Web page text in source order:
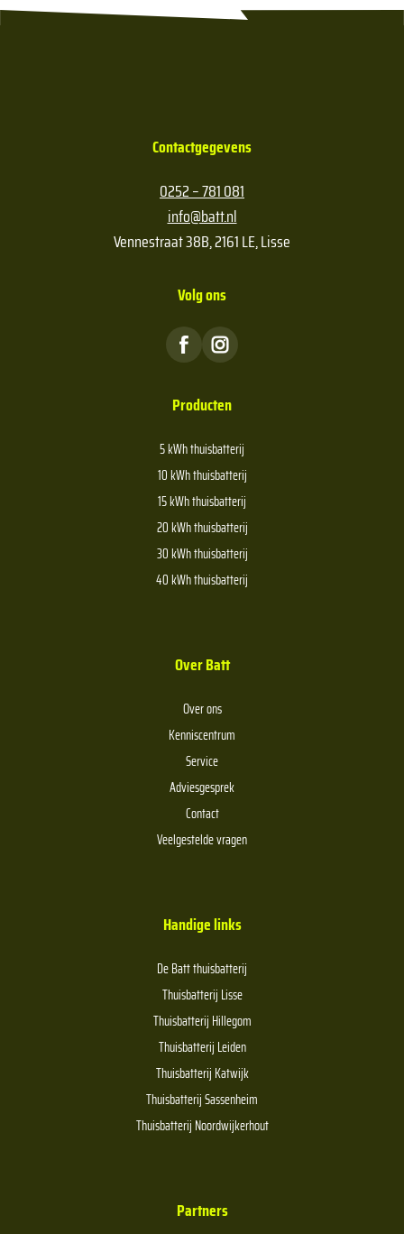
Contactgegevens
0252 – 781 081
info@batt.nl
Vennestraat 38B, 2161 LE, Lisse
Volg ons
Producten
5 kWh thuisbatterij
10 kWh thuisbatterij
15 kWh thuisbatterij
20 kWh thuisbatterij
30 kWh thuisbatterij
40 kWh thuisbatterij
Over Batt
Over ons
Kenniscentrum
Service
Adviesgesprek
Contact
Veelgestelde vragen
Handige links
De Batt thuisbatterij
Thuisbatterij Lisse
Thuisbatterij Hillegom
Thuisbatterij Leiden
Thuisbatterij Katwijk
Thuisbatterij Sassenheim
Thuisbatterij Noordwijkerhout
Partners